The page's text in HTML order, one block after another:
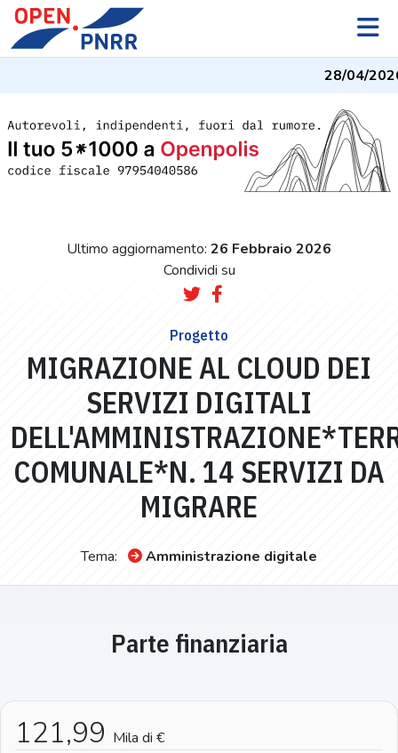
28/04/
Ultimo aggiornamento: 26 Febbraio 2026
Condividi su
Progetto
MIGRAZIONE AL CLOUD DEI
SERVIZI DIGITALI
COMUNALE*N. 14 SERVIZI DA
MIGRARE
Tema: Amministrazione digitale
Parte finanziaria
121,99 Mila di €